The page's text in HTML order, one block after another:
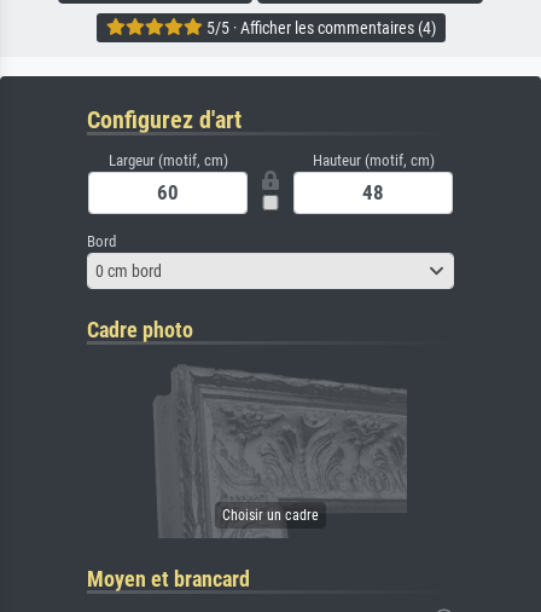
5/5 · Afficher les commentaires (4)
Configurez d'art
Largeur (motif, cm) Hauteur (motif, cm)
Bord
0 cm bord
Cadre photo
Moyen et brancard